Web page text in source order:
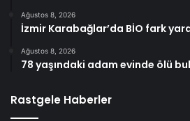
Ağustos 8, 2026
İzmir Karabağlar’da BİO fark
Ağustos 8, 2026
78 yaşındaki adam evinde ölü
Rastgele Haberler